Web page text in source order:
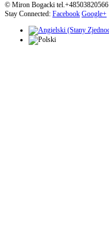
© Miron Bogacki tel.+48503820566
Stay Connected: Facebook Google+